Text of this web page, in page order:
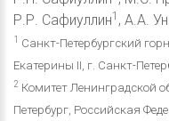
Р.Р. Сафиуллин1 , А.А.
1
Санкт-Петербургский
Екатерины II, г. Санкт-
2 Комитет Ленинградской
Петербург, Российская